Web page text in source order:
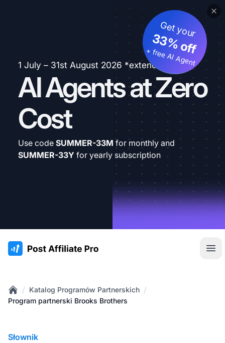
1 July – 31st August 2026 *extended
AI Agents at Zero
Cost
Get your
33% off
+ free AI Agent
Use code SUMMER-33M for monthly and
SUMMER-33Y for yearly subscription
:site.title
Home
/ Katalog Programów Partnerskich /
Program partnerski Brooks Brothers
Słownik